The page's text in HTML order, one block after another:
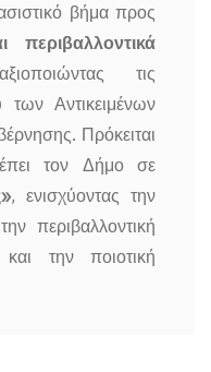
βήμα προς
τις
των Αντικειμένων
Πρόκειται
τον Δήμο σε
, ενισχύοντας την
περιβαλλοντική
την ποιοτική